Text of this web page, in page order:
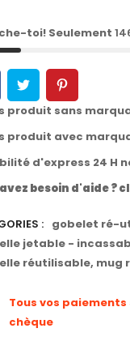
toi! Seulement
produit sans
produit avec
d'express 24 H
besoin d'aide ?
: gobelet ré-
jetable -
réutilisable, mug
Tous vos
chèque